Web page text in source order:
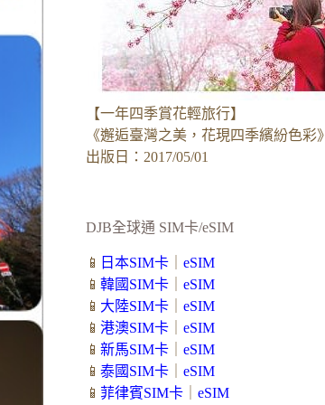
【一年四季賞花輕旅行】
《邂逅臺灣之美，花現四季繽紛色彩》
出版日：2017/05/01
DJB全球通 SIM卡/eSIM
📱 日本SIM卡｜ eSIM
📱 韓國SIM卡｜ eSIM
📱 大陸SIM卡｜ eSIM
📱 港澳SIM卡｜ eSIM
📱 新馬SIM卡｜ eSIM
📱 泰國SIM卡｜ eSIM
📱 菲律賓SIM卡｜ eSIM